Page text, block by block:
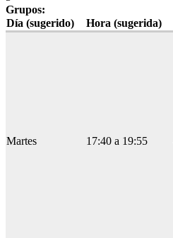
Grupos:
Día (sugerido)
Hora (sugerida)
Martes 17:40 a 19:55